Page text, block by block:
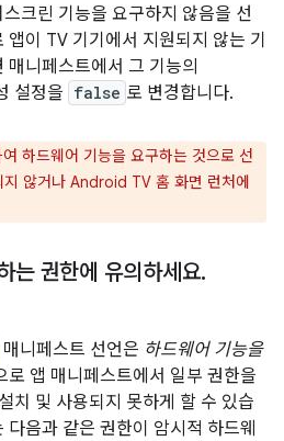
크린 기능을 요구하지 않음을 선
이 TV 기기에서 지원되지 않는 기
니페스트에서 그 기능의
설정을 false 로 변경합니다.
하드웨어 기능을 요구하는 것으로 선
않거나 Android TV 홈 화면 런처에
는 권한에 유의하세요.
매니페스트 선언은 하드웨어 기능을
앱 매니페스트에서 일부 권한을
치 및 사용되지 못하게 할 수 있습
음과 같은 권한이 암시적 하드웨